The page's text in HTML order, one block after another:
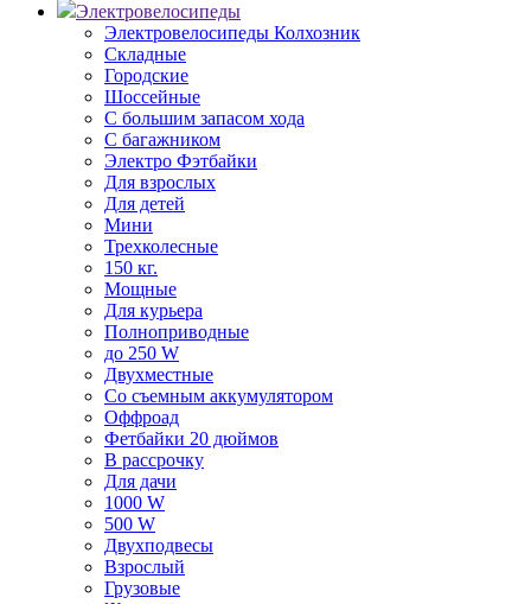
Электровелосипеды
Электровелосипеды Колхозник
Складные
Городские
Шоссейные
С большим запасом хода
С багажником
Электро Фэтбайки
Для взрослых
Для детей
Мини
Трехколесные
150 кг.
Мощные
Для курьера
Полноприводные
до 250 W
Двухместные
Со съемным аккумулятором
Оффроад
Фетбайки 20 дюймов
В рассрочку
Для дачи
1000 W
500 W
Двухподвесы
Взрослый
Грузовые